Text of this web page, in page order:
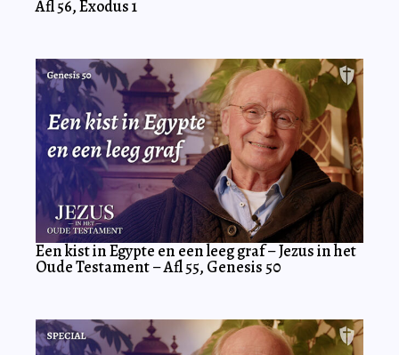
Afl 56, Exodus 1
Een kist in Egypte en een leeg graf – Jezus in het
Oude Testament – Afl 55, Genesis 50